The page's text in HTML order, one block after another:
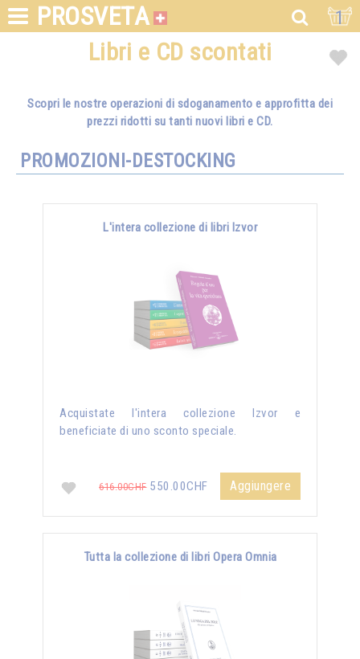
PROSVETA 1
Libri e CD scontati
Scopri le nostre operazioni di sdoganamento e approfitta dei
prezzi ridotti su tanti nuovi libri e CD.
PROMOZIONI-DESTOCKING
L'intera collezione di libri Izvor
Acquistate l'intera collezione Izvor e
beneficiate di uno sconto speciale.
616.00CHF550.00CHF Aggiungere
Tutta la collezione di libri Opera Omnia